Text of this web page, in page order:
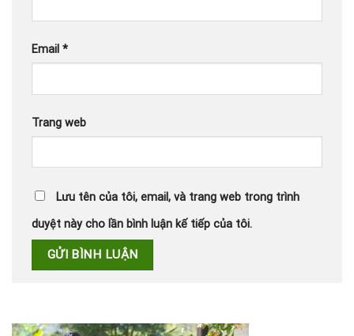
Email *
Trang web
Lưu tên của tôi, email, và trang web trong trình
duyệt này cho lần bình luận kế tiếp của tôi.